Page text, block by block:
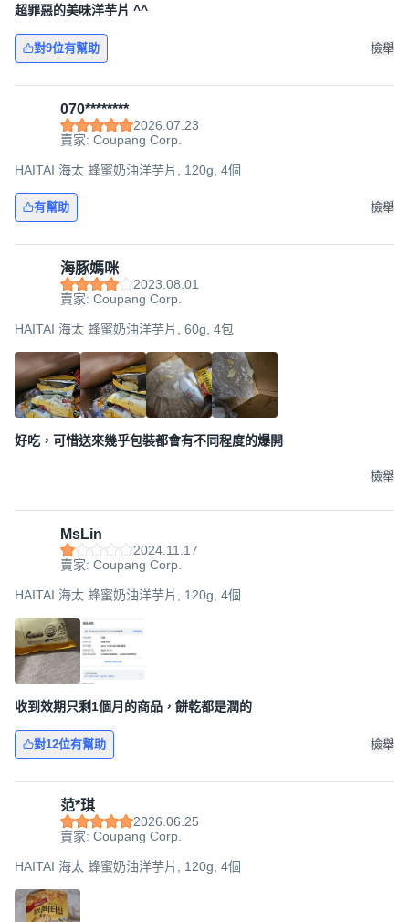
超罪惡的美味洋芋片 ^^
對9位有幫助 檢舉
070********
2026.07.23
賣家: Coupang Corp.
HAITAI 海太 蜂蜜奶油洋芋片, 120g, 4個
有幫助 檢舉
海豚媽咪
2023.08.01
賣家: Coupang Corp.
HAITAI 海太 蜂蜜奶油洋芋片, 60g, 4包
好吃，可惜送來幾乎包裝都會有不同程度的爆開
檢舉
MsLin
2024.11.17
賣家: Coupang Corp.
HAITAI 海太 蜂蜜奶油洋芋片, 120g, 4個
收到效期只剩1個月的商品，餅乾都是潤的
對12位有幫助 檢舉
范*琪
2026.06.25
賣家: Coupang Corp.
HAITAI 海太 蜂蜜奶油洋芋片, 120g, 4個